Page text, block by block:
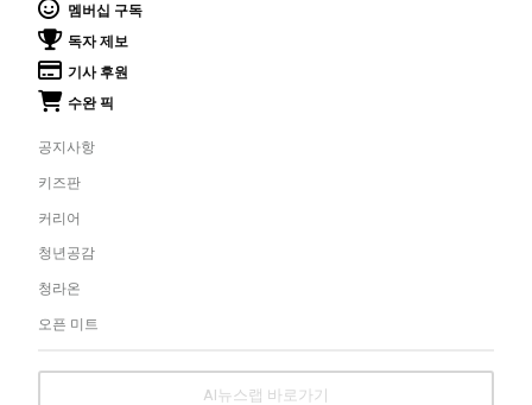
멤버십 구독
독자 제보
기사 후원
수완 픽
공지사항
키즈판
커리어
청년공감
청라온
오픈 미트
AI뉴스랩 바로가기